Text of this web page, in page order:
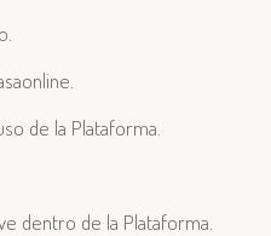
de la Plataforma.
dentro de la Plataforma.